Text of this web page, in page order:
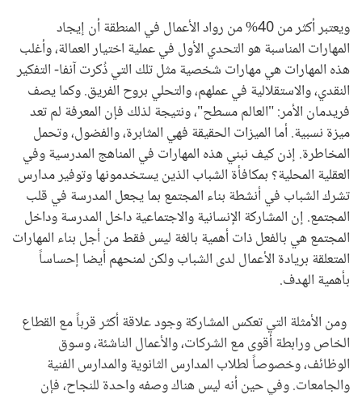
ويعتبر أكثر من 40% من رواد الأعمال في المنطقة أن إيجاد
المهارات المناسبة هو التحدي الأول في عملية اختيار العمالة، وأغلب
هذه المهارات هي مهارات شخصية مثل تلك التي ذُكرت آنفا- التفكير
النقدي، والاستقلالية في عملهم، والتحلي بروح الفريق. وكما يصف
فريدمان الأمر: "العالم مسطح"، ونتيجة لذلك فإن المعرفة لم تعد
ميزة نسبية. أما الميزات الحقيقة فهي المثابرة، والفضول، وتحمل
المخاطرة. إذن كيف نبني هذه المهارات في المناهج المدرسية وفي
العقلية المحلية؟ بمكافأة الشباب الذين يستخدمونها وتوفير مدارس
تشرك الشباب في أنشطة بناء المجتمع بما يجعل المدرسة في قلب
المجتمع. إن المشاركة الإنسانية والاجتماعية داخل المدرسة وداخل
المجتمع هي بالفعل ذات أهمية بالغة ليس فقط من أجل بناء المهارات
المتعلقة بريادة الأعمال لدى الشباب ولكن لمنحهم أيضا إحساساً
بأهمية الهدف.
ومن الأمثلة التي تعكس المشاركة وجود علاقة أكثر قرباً مع القطاع
الخاص ورابطة أقوى مع الشركات، والأعمال الناشئة، وسوق
الوظائف، وخصوصاً لطلاب المدارس الثانوية والمدارس الفنية
والجامعات. وفي حين أنه ليس هناك وصفه واحدة للنجاح، فإن